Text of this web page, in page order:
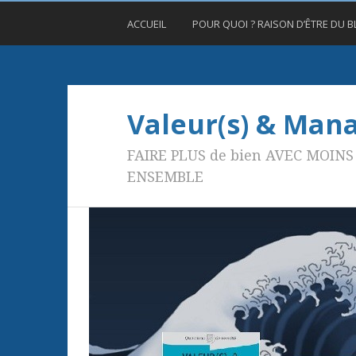
ACCUEIL POUR QUOI ? RAISON D’ÊTRE DU
Valeur(s) &
FAIRE PLUS de bien AVEC
ENSEMBLE